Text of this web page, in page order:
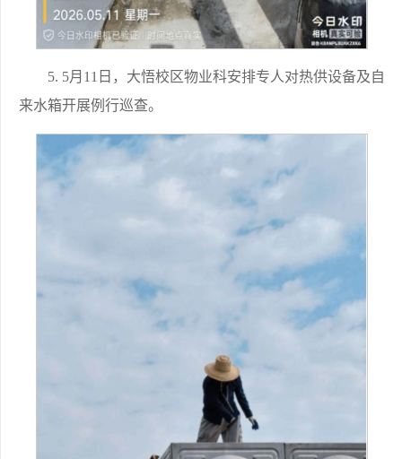
5. 5月11日，大悟校区物业科安排专人对热供设备及自
来水箱开展例行巡查。